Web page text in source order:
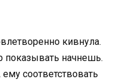
кивнула.
показывать начнешь.
соответствовать